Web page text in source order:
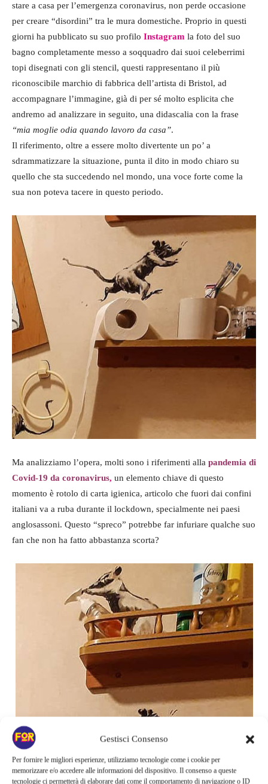
Gestisci Consenso
Per fornire le migliori esperienze, utilizziamo tecnologie come i cookie per
memorizzare e/o accedere alle informazioni del dispositivo. Il consenso a queste
tecnologie ci permetterà di elaborare dati come il comportamento di navigazione o ID
stare a casa per l’emergenza coronavirus, non perde occasione
per creare “disordini” tra le mura domestiche. Proprio in questi
giorni ha pubblicato su suo profilo Instagram la foto del suo
bagno completamente messo a soqquadro dai suoi celeberrimi
topi disegnati con gli stencil, questi rappresentano il più
riconoscibile marchio di fabbrica dell’artista di Bristol, ad
accompagnare l’immagine, già di per sé molto esplicita che
andremo ad analizzare in seguito, una didascalia con la frase
“mia moglie odia quando lavoro da casa”.
Il riferimento, oltre a essere molto divertente un po’ a
sdrammatizzare la situazione, punta il dito in modo chiaro su
quello che sta succedendo nel mondo, una voce forte come la
sua non poteva tacere in questo periodo.
Ma analizziamo l’opera, molti sono i riferimenti alla pandemia di
Covid-19 da coronavirus, un elemento chiave di questo
momento è rotolo di carta igienica, articolo che fuori dai confini
italiani va a ruba durante il lockdown, specialmente nei paesi
anglosassoni. Questo “spreco” potrebbe far infuriare qualche suo
fan che non ha fatto abbastanza scorta?
Inoltre si vedono i topi spruzzare sapone, in riferimento alle
prescrizioni igieniche, poi ne vediamo uno contare i giorni come